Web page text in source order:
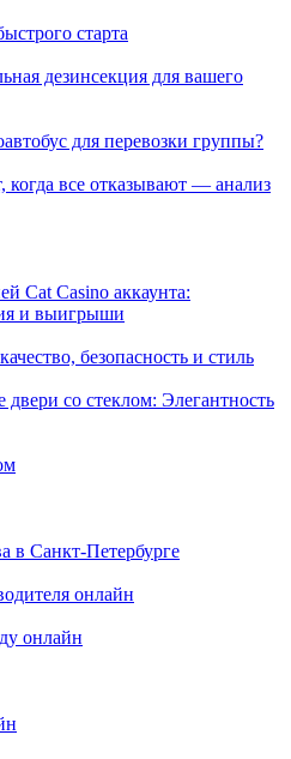
старта
дезинсекция для вашего
для перевозки группы?
все отказывают — анализ
Cat Casino аккаунта:
и выигрыши
безопасность и стиль
со стеклом: Элегантность
в Санкт-Петербурге
онлайн
онлайн